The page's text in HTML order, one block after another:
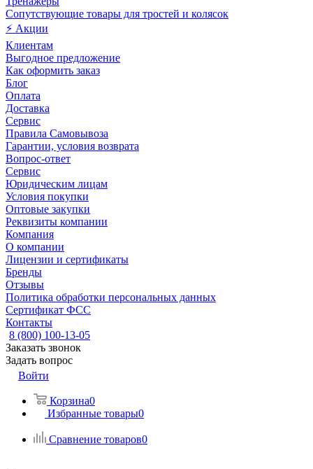
Сопутствующие товары для тростей и колясок
⚡ Акции
Клиентам
Выгодное предложение
Как оформить заказ
Блог
Оплата
Доставка
Сервис
Правила Самовывоза
Гарантии, условия возврата
Вопрос-ответ
Сервис
Юридическим лицам
Условия покупки
Оптовые закупки
Реквизиты компании
Компания
О компании
Лицензии и сертификаты
Бренды
Отзывы
Политика обработки персональных данных
Сертификат ФСС
Контакты
8 (800) 100-13-05
Заказать звонок
Задать вопрос
Войти
Корзина0
Избранные товары0
Сравнение товаров0